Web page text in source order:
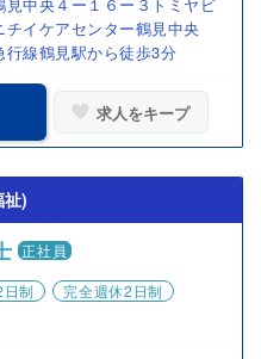
イケアセンター鶴見中央
行線鶴見駅から徒歩3分
求人をキープ
)
正社員
制
完全週休2日制